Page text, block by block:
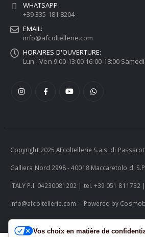
WHATSAPP:
+39 335 181 8204
EMAIL:
info@afcoltellerie.com
HORAIRES D'OUVERTURE:
Lun - Ven 9:00-13:00 16:00-18:00
Copyright 2025 AFcoltellerie S.a.s. di
Galliera Nord 2998 - 40018 Maccaretolo di
ITALY P.I. 04230081202 | tel. +39 051 811732
info@afcoltellerie.com -- Powered by
Vos choix en matière de